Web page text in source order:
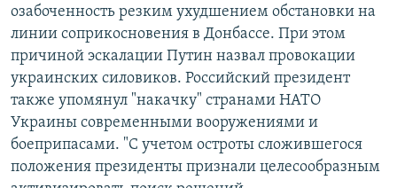
озабоченность резким ухудшением обстановки на
линии соприкосновения в Донбассе. При этом
причиной эскалации Путин назвал провокации
украинских силовиков. Российский президент
также упомянул "накачку" странами НАТО
Украины современными вооружениями и
боеприпасами. "С учетом остроты сложившегося
положения президенты признали целесообразным